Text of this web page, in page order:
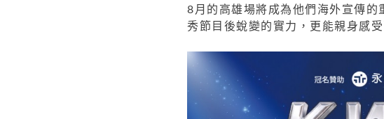
8月的高雄場將成為他們海外宣傳
秀節目後蛻變的實力，更能親身感